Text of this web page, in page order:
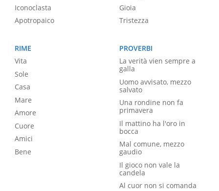
Iconoclasta
Apotropaico
Gioia
Tristezza
RIME
Vita
Sole
Casa
Mare
Amore
Cuore
Amici
Bene
PROVERBI
La verità vien sempre a
galla
Uomo avvisato, mezzo
salvato
Una rondine non fa
primavera
Il mattino ha l'oro in
bocca
Mal comune, mezzo
gaudio
Il gioco non vale la
candela
Al cuor non si comanda